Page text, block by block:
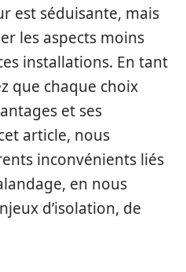
est séduisante, mais
les aspects moins
installations. En tant
que chaque choix
et ses
article, nous
inconvénients liés
en nous
d’isolation, de